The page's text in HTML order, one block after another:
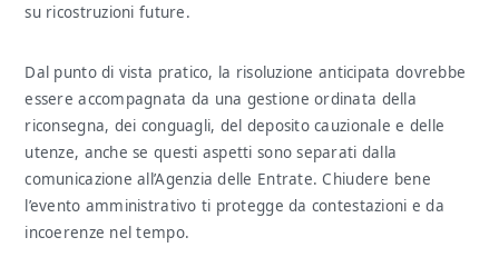
su ricostruzioni future.
Dal punto di vista pratico, la risoluzione anticipata dovrebbe
essere accompagnata da una gestione ordinata della
riconsegna, dei conguagli, del deposito cauzionale e delle
utenze, anche se questi aspetti sono separati dalla
comunicazione all’Agenzia delle Entrate. Chiudere bene
l’evento amministrativo ti protegge da contestazioni e da
incoerenze nel tempo.